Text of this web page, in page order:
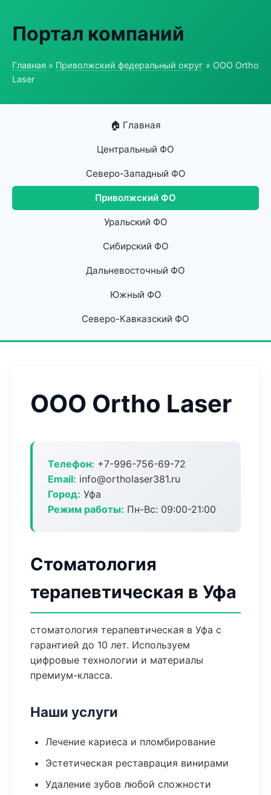
Портал компаний
Главная » Приволжский федеральный округ » ООО Ortho
Laser
🏠 Главная
Центральный ФО
Северо-Западный ФО
Приволжский ФО
Уральский ФО
Сибирский ФО
Дальневосточный ФО
Южный ФО
Северо-Кавказский ФО
ООО Ortho Laser
Телефон: +7-996-756-69-72
Email: info@ortholaser381.ru
Город: Уфа
Режим работы: Пн-Вс: 09:00-21:00
Стоматология
терапевтическая в Уфа
стоматология терапевтическая в Уфа с
гарантией до 10 лет. Используем
цифровые технологии и материалы
премиум-класса.
Наши услуги
Лечение кариеса и пломбирование
Эстетическая реставрация винирами
Удаление зубов любой сложности